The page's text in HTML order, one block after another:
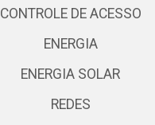
CONTROLE DE ACESSO
ENERGIA
ENERGIA SOLAR
REDES